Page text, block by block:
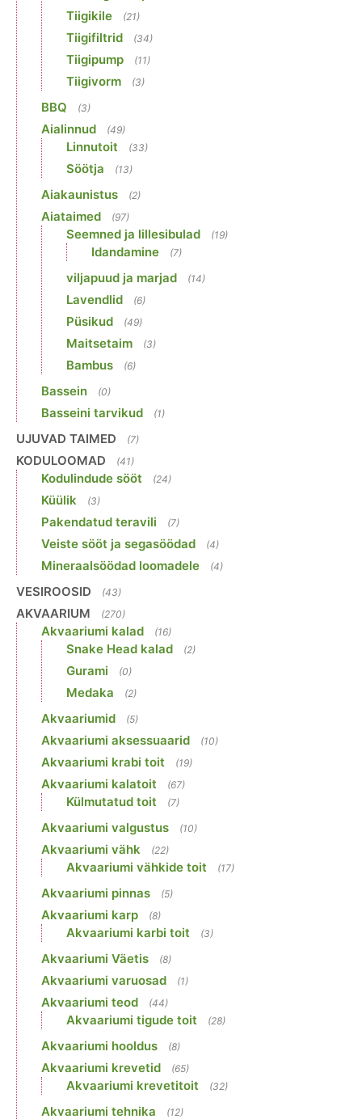
Tiigikile (21)
Tiigifiltrid (34)
Tiigipump (11)
Tiigivorm (3)
BBQ (3)
Aialinnud (49)
Linnutoit (33)
Söötja (13)
Aiakaunistus (2)
Aiataimed (97)
Seemned ja lillesibulad (19)
Idandamine (7)
viljapuud ja marjad (14)
Lavendlid (6)
Püsikud (49)
Maitsetaim (3)
Bambus (6)
Bassein (0)
Basseini tarvikud (1)
UJUVAD TAIMED (7)
KODULOOMAD (41)
Kodulindude sööt (24)
Küülik (3)
Pakendatud teravili (7)
Veiste sööt ja segasöödad (4)
Mineraalsöödad loomadele (4)
VESIROOSID (43)
AKVAARIUM (270)
Akvaariumi kalad (16)
Snake Head kalad (2)
Gurami (0)
Medaka (2)
Akvaariumid (5)
Akvaariumi aksessuaarid (10)
Akvaariumi krabi toit (19)
Akvaariumi kalatoit (67)
Külmutatud toit (7)
Akvaariumi valgustus (10)
Akvaariumi vähk (22)
Akvaariumi vähkide toit (17)
Akvaariumi pinnas (5)
Akvaariumi karp (8)
Akvaariumi karbi toit (3)
Akvaariumi Väetis (8)
Akvaariumi varuosad (1)
Akvaariumi teod (44)
Akvaariumi tigude toit (28)
Akvaariumi hooldus (8)
Akvaariumi krevetid (65)
Akvaariumi krevetitoit (32)
Akvaariumi tehnika (12)